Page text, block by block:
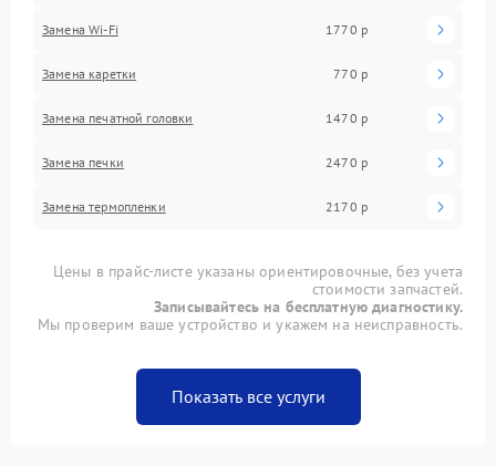
Замена Wi-Fi 1770 р
Замена каретки 770 р
Замена печатной головки 1470 р
Замена печки 2470 р
Замена термопленки 2170 р
Цены в прайс-листе указаны ориентировочные, без учета
стоимости запчастей.
Записывайтесь на бесплатную диагностику.
Мы проверим ваше устройство и укажем на неисправность.
Показать все услуги